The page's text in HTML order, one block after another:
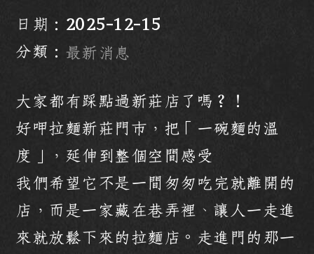
日期： 2025-12-15
分類： 最新消息
大家都有踩點過新莊店了嗎？！
好呷拉麵新莊門市，把「一碗麵的溫
度」，延伸到整個空間感受
我們希望它不是一間匆匆吃完就離開的
店，而是一家藏在巷弄裡、讓人一走進
來就放鬆下來的拉麵店。走進門的那一